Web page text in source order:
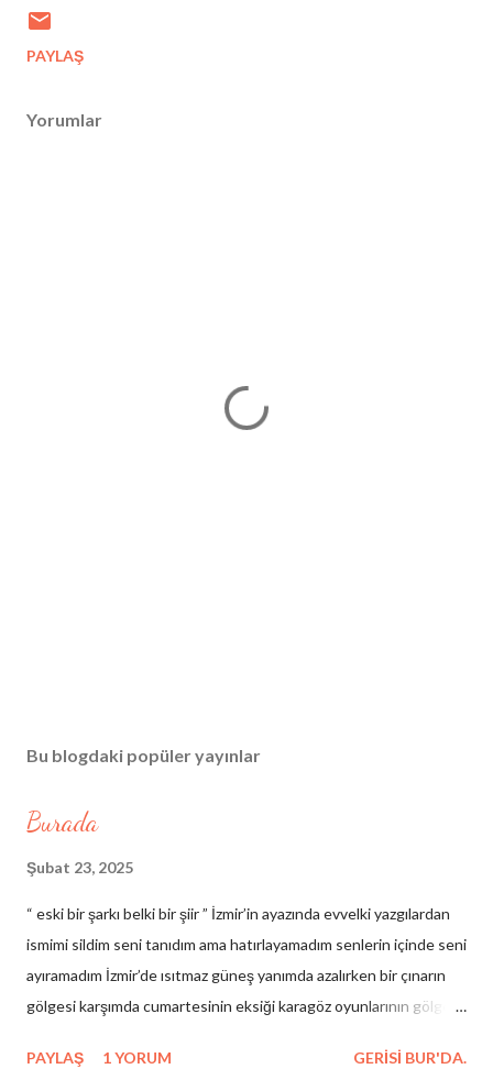
PAYLAŞ
Yorumlar
Bu blogdaki popüler yayınlar
Burada
Şubat 23, 2025
“ eski bir şarkı belki bir şiir ” İzmir’in ayazında evvelki yazgılardan
ismimi sildim seni tanıdım ama hatırlayamadım senlerin içinde seni
ayıramadım İzmir’de ısıtmaz güneş yanımda azalırken bir çınarın
gölgesi karşımda cumartesinin eksiği karagöz oyunlarının gölgesi
birinci yalnızlığımdan arda kalan yeni veliahtların masaya düşen
PAYLAŞ 1 YORUM GERISI BUR'DA.